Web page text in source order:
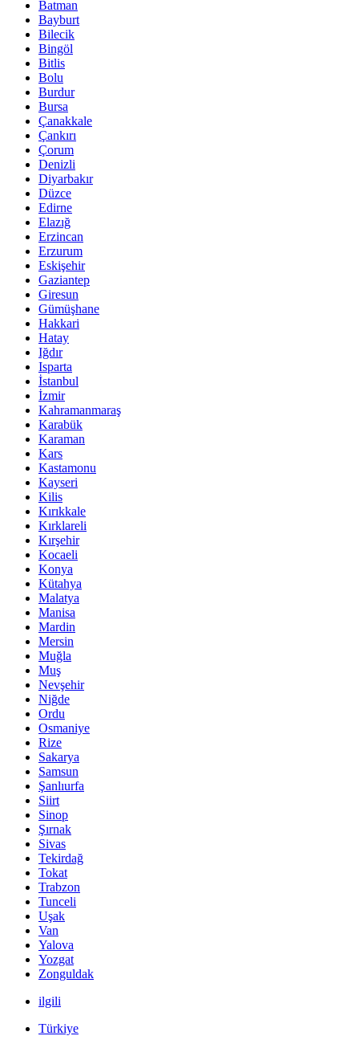
Batman
Bayburt
Bilecik
Bingöl
Bitlis
Bolu
Burdur
Bursa
Çanakkale
Çankırı
Çorum
Denizli
Diyarbakır
Düzce
Edirne
Elazığ
Erzincan
Erzurum
Eskişehir
Gaziantep
Giresun
Gümüşhane
Hakkari
Hatay
Iğdır
Isparta
İstanbul
İzmir
Kahramanmaraş
Karabük
Karaman
Kars
Kastamonu
Kayseri
Kilis
Kırıkkale
Kırklareli
Kırşehir
Kocaeli
Konya
Kütahya
Malatya
Manisa
Mardin
Mersin
Muğla
Muş
Nevşehir
Niğde
Ordu
Osmaniye
Rize
Sakarya
Samsun
Şanlıurfa
Siirt
Sinop
Şırnak
Sivas
Tekirdağ
Tokat
Trabzon
Tunceli
Uşak
Van
Yalova
Yozgat
Zonguldak
ilgili
Türkiye